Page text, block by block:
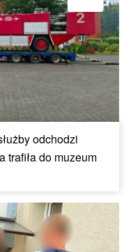
odchodzi
trafiła do muzeum